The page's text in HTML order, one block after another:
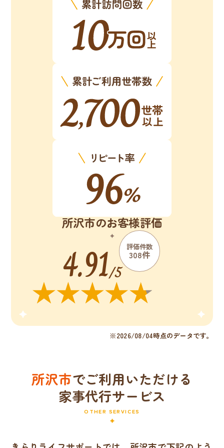
所沢市のお客様評価
4.91/5
評価件数
308件
※2026/08/04時点のデータです。
所沢市でご利用いただける
家事代行サービス
OTHER SERVICES